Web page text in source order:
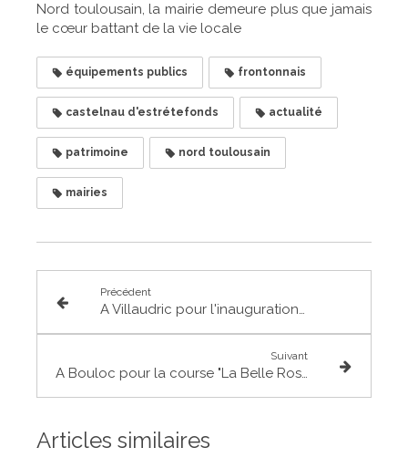
Nord toulousain, la mairie demeure plus que jamais
le cœur battant de la vie locale
équipements publics frontonnais
castelnau d'estrétefonds actualité
patrimoine nord toulousain
mairies
Précédent
A Villaudric pour l'inauguration du nouveau restaurant Ô de Vignes
Suivant
A Bouloc pour la course "La Belle Rose" de soutien à la lutte contre le cancer du sein
Articles similaires